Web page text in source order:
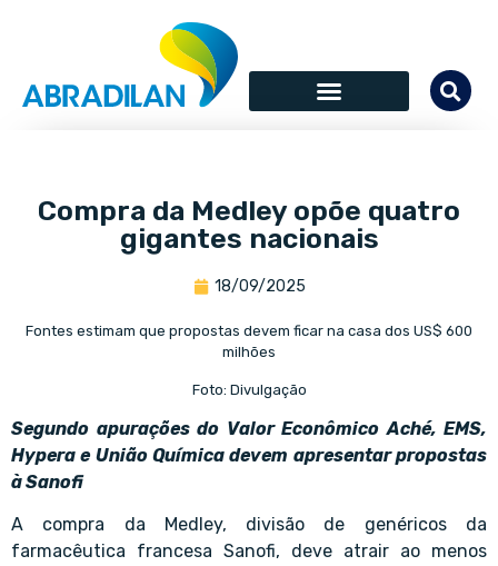
Compra da Medley opõe quatro
gigantes nacionais
18/09/2025
Fontes estimam que propostas devem ficar na casa dos US$ 600
milhões
Foto: Divulgação
Segundo apurações do Valor Econômico Aché, EMS,
Hypera e União Química devem apresentar propostas
à Sanofi
A compra da Medley, divisão de genéricos da
farmacêutica francesa Sanofi, deve atrair ao menos